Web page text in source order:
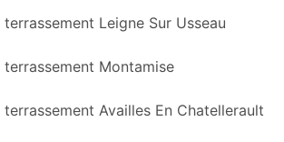
Leigne Sur Usseau
Montamise
Availles En Chatellerault